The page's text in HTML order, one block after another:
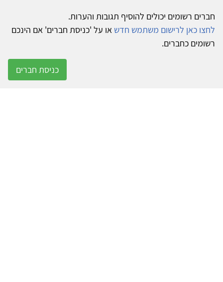
חברים רשומים יכולים להוסיף תגובות והערות.
לחצו כאן לרישום משתמש חדש או על 'כניסת חברים' אם הינכם
רשומים כחברים.
כניסת חברים